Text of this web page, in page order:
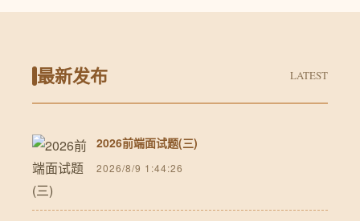
最新发布 LATEST
2026前端面试题(三)
2026/8/9 1:44:26